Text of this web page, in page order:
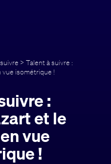
> Talent à suivre :
vue isométrique !
:
et le
vue
!